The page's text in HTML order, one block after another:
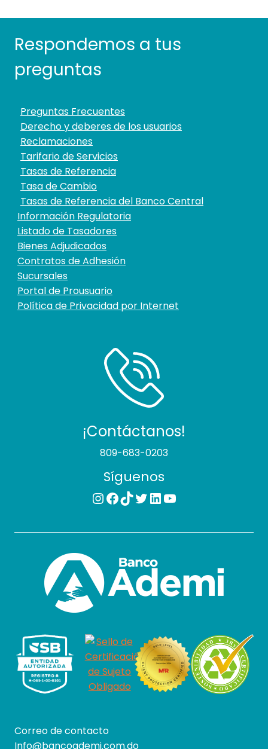
Respondemos a tus
preguntas
Preguntas Frecuentes
Derecho y deberes de los usuarios
Reclamaciones
Tarifario de Servicios
Tasas de Referencia
Tasa de Cambio
Tasas de Referencia del Banco Central
Información Regulatoria
Listado de Tasadores
Bienes Adjudicados
Contratos de Adhesión
Sucursales
Portal de Prousuario
Política de Privacidad por Internet
¡Contáctanos!
809-683-0203
Síguenos
Instagram
Facebook
TikTok
Twitter
LinkedIn
YouTube
Correo de contacto
Info@bancoademi.com.do